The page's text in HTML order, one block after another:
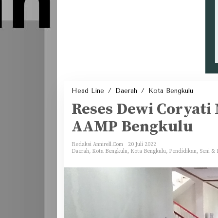
Head Line / Daerah / Kota Bengkulu
Coryati
Kampus
Reses Dewi
AAMP Bengkulu
Redaksi Annirell.Com
20 Juli 2022
Daerah, Kota Bengkulu, Kota Bengkulu, Pendidikan, Seni &